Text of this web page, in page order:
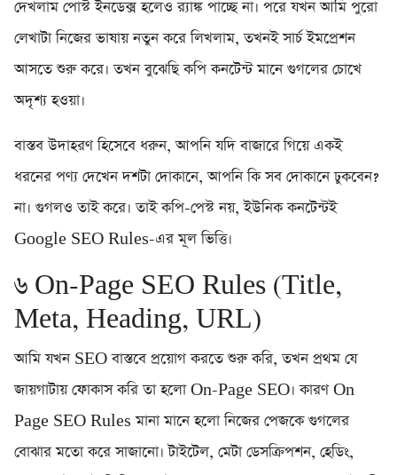
দেখলাম পোস্ট ইনডেক্স হলেও র‍্যাঙ্ক পাচ্ছে না। পরে যখন আমি পুরো
লেখাটা নিজের ভাষায় নতুন করে লিখলাম, তখনই সার্চ ইমপ্রেশন
আসতে শুরু করে। তখন বুঝেছি কপি কনটেন্ট মানে গুগলের চোখে
অদৃশ্য হওয়া।
বাস্তব উদাহরণ হিসেবে ধরুন, আপনি যদি বাজারে গিয়ে একই
ধরনের পণ্য দেখেন দশটা দোকানে, আপনি কি সব দোকানে ঢুকবেন?
না। গুগলও তাই করে। তাই কপি-পেস্ট নয়, ইউনিক কনটেন্টই
Google SEO Rules-এর মূল ভিত্তি।
৬️ On-Page SEO Rules (Title,
Meta, Heading, URL)
আমি যখন SEO বাস্তবে প্রয়োগ করতে শুরু করি, তখন প্রথম যে
জায়গাটায় ফোকাস করি তা হলো On-Page SEO। কারণ On
Page SEO Rules মানা মানে হলো নিজের পেজকে গুগলের
বোঝার মতো করে সাজানো। টাইটেল, মেটা ডেসক্রিপশন, হেডিং,